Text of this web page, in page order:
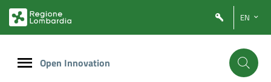
contenuto
footer
EN
Open Innovation